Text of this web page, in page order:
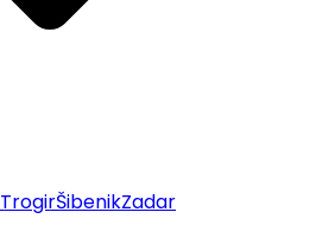
TrogirŠibenikZadar